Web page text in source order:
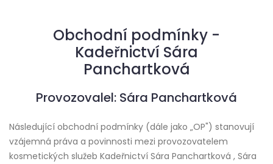
Obchodní podmínky -
Kadeřnictví Sára
Panchartková
Provozovalel: Sára Panchartková
Následující obchodní podmínky (dále jako „OP") stanovují
vzájemná práva a povinnosti mezi provozovatelem
kosmetických služeb Kadeřnictví Sára Panchartková , Sára